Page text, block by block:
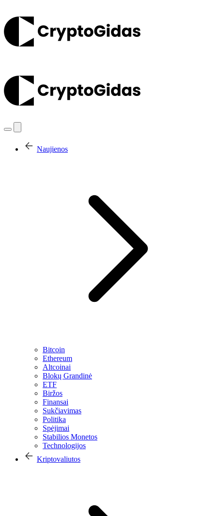
Naujienos
Bitcoin
Ethereum
Altcoinai
Blokų Grandinė
ETF
Biržos
Finansai
Sukčiavimas
Politika
Spėjimai
Stabilios Monetos
Technologijos
Kriptovaliutos